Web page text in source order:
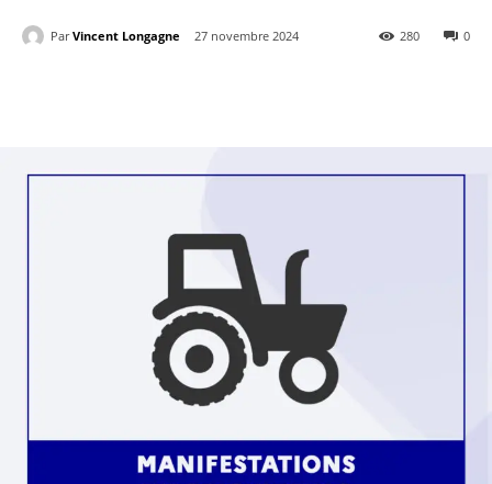
Par Vincent Longagne 27 novembre 2024 0
280